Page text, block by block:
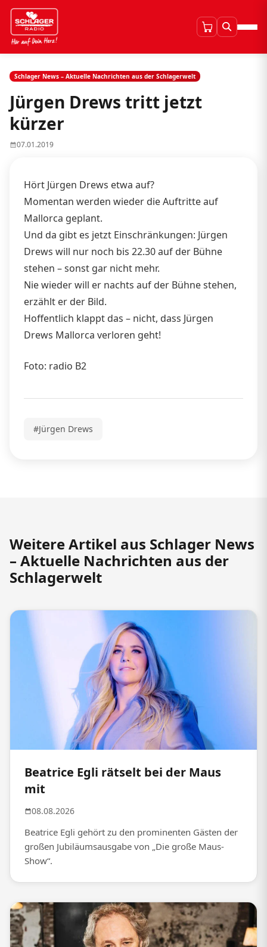
Schlager News – Aktuelle Nachrichten aus der Schlagerwelt
Jürgen Drews tritt jetzt
kürzer
07.01.2019
Hört Jürgen Drews etwa auf?
Momentan werden wieder die Auftritte auf
Mallorca geplant.
Und da gibt es jetzt Einschränkungen: Jürgen
Drews will nur noch bis 22.30 auf der Bühne
stehen – sonst gar nicht mehr.
Nie wieder will er nachts auf der Bühne stehen,
erzählt er der Bild.
Hoffentlich klappt das – nicht, dass Jürgen
Drews Mallorca verloren geht!
Foto: radio B2
#Jürgen Drews
Weitere Artikel aus Schlager News
– Aktuelle Nachrichten aus der
Schlagerwelt
Beatrice Egli rätselt bei der Maus
mit
08.08.2026
Beatrice Egli gehört zu den prominenten Gästen der
großen Jubiläumsausgabe von „Die große Maus-
Show“.